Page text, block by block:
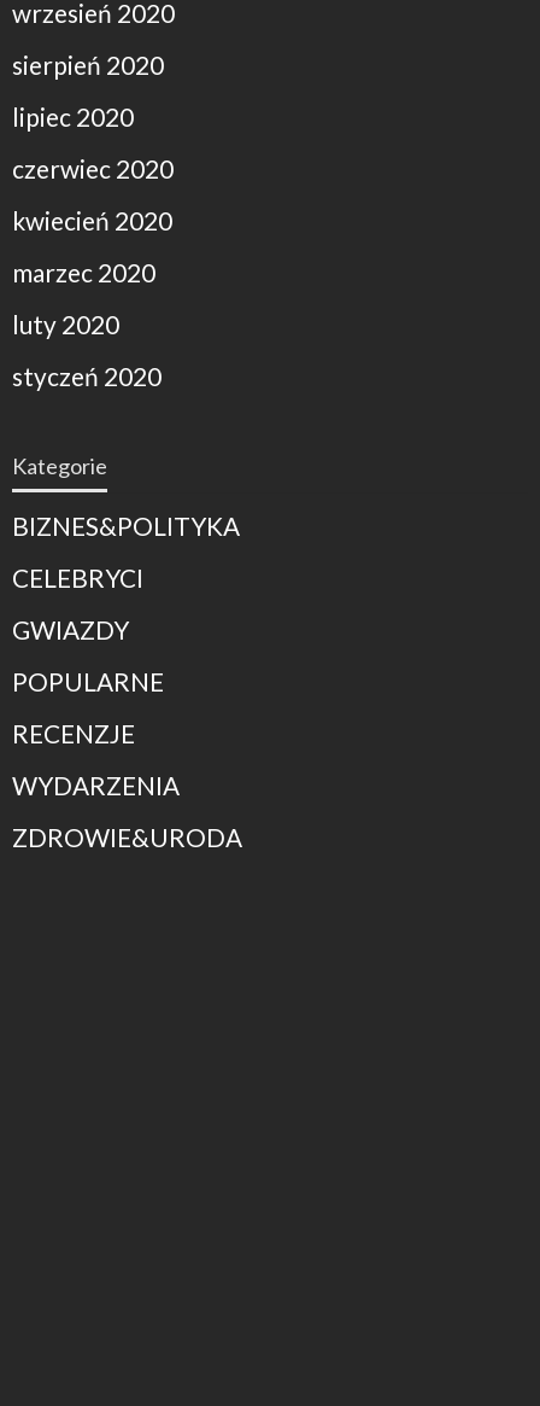
wrzesień 2020
sierpień 2020
lipiec 2020
czerwiec 2020
kwiecień 2020
marzec 2020
luty 2020
styczeń 2020
Kategorie
BIZNES&POLITYKA
CELEBRYCI
GWIAZDY
POPULARNE
RECENZJE
WYDARZENIA
ZDROWIE&URODA